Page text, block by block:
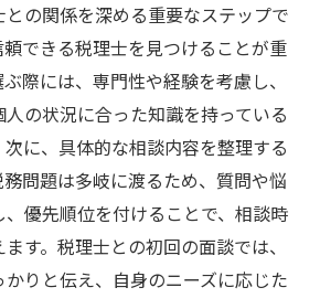
返る：成功事例から学ぶ
税務戦略：次回の相談に向けて
の関係を深める重要なステップで
できる税理士を見つけることが重
際には、専門性や経験を考慮し、
の状況に合った知識を持っている
に、具体的な相談内容を整理する
問題は多岐に渡るため、質問や悩
優先順位を付けることで、相談時
す。税理士との初回の面談では、
りと伝え、自身のニーズに応じた